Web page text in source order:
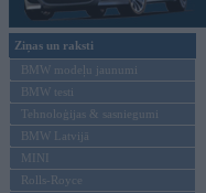
Ziņas un raksti
BMW modeļu jaunumi
BMW testi
Tehnoloģijas & sasniegumi
BMW Latvijā
MINI
Rolls-Royce